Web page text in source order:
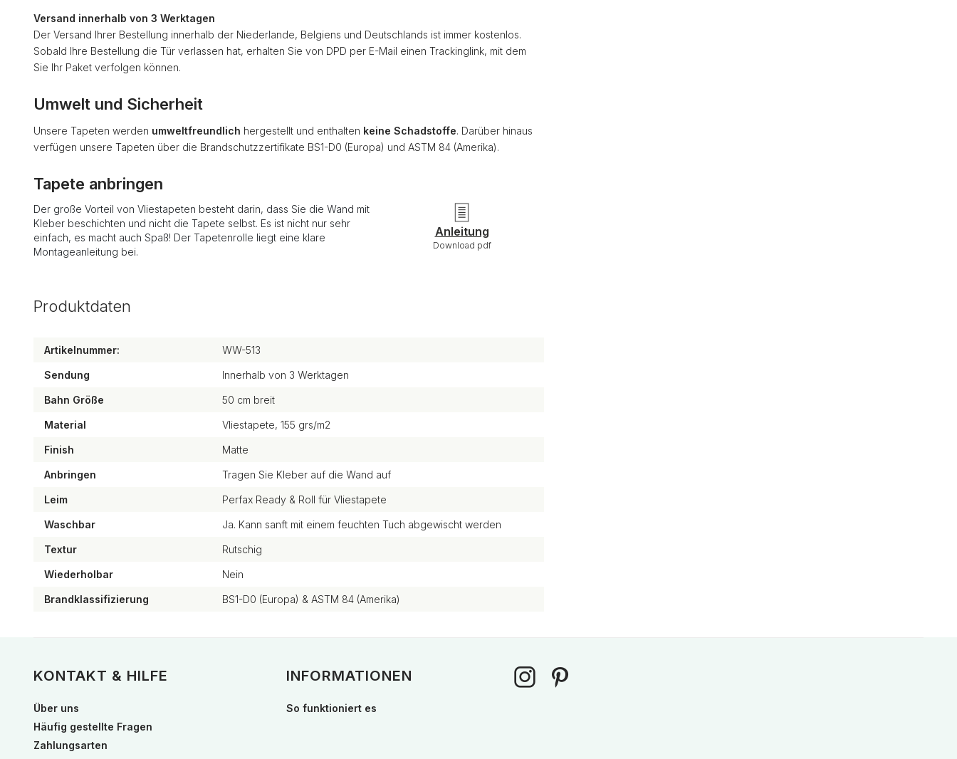
Versand innerhalb von 3 Werktagen
Der Versand Ihrer Bestellung innerhalb der Niederlande, Belgiens und Deutschlands ist immer kostenlos.
Sobald Ihre Bestellung die Tür verlassen hat, erhalten Sie von DPD per E-Mail einen Trackinglink, mit dem
Sie Ihr Paket verfolgen können.
Umwelt und Sicherheit
Unsere Tapeten werden umweltfreundlich hergestellt und enthalten keine Schadstoffe. Darüber hinaus
verfügen unsere Tapeten über die Brandschutzzertifikate BS1-D0 (Europa) und ASTM 84 (Amerika).
Tapete anbringen
Der große Vorteil von Vliestapeten besteht darin, dass Sie die Wand mit
Kleber beschichten und nicht die Tapete selbst. Es ist nicht nur sehr
einfach, es macht auch Spaß! Der Tapetenrolle liegt eine klare
Montageanleitung bei.
Anleitung
Download pdf
Produktdaten
Artikelnummer: WW-513
Sendung Innerhalb von 3 Werktagen
Bahn Größe 50 cm breit
Material Vliestapete, 155 grs/m2
Finish Matte
Anbringen Tragen Sie Kleber auf die Wand auf
Leim Perfax Ready & Roll für Vliestapete
Waschbar Ja. Kann sanft mit einem feuchten Tuch abgewischt werden
Textur Rutschig
Wiederholbar Nein
Brandklassifizierung BS1-D0 (Europa) & ASTM 84 (Amerika)
KONTAKT & HILFE
Über uns
Häufig gestellte Fragen
Zahlungsarten
INFORMATIONEN
So funktioniert es